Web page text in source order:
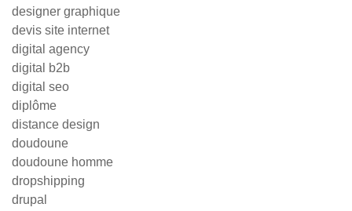
designer graphique
devis site internet
digital agency
digital b2b
digital seo
diplôme
distance design
doudoune
doudoune homme
dropshipping
drupal